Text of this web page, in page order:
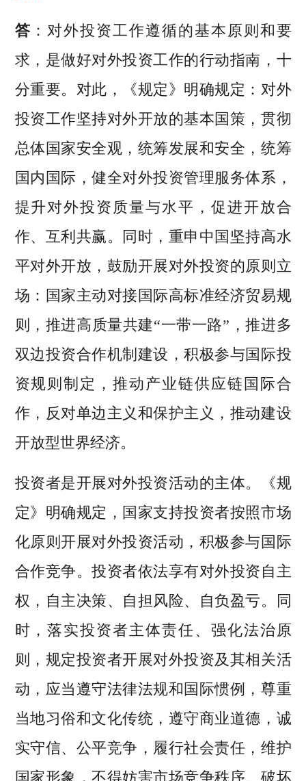
答 ：对外投资工作遵循的基本原则和要
求，是做好对外投资工作的行动指南，十
分重要。对此，《规定》明确规定：对外
投资工作坚持对外开放的基本国策，贯彻
总体国家安全观，统筹发展和安全，统筹
国内国际，健全对外投资管理服务体系，
提升对外投资质量与水平，促进开放合
作、互利共赢。同时，重申中国坚持高水
平对外开放，鼓励开展对外投资的原则立
场：国家主动对接国际高标准经济贸易规
则，推进高质量共建“一带一路”，推进多
双边投资合作机制建设，积极参与国际投
资规则制定，推动产业链供应链国际合
作，反对单边主义和保护主义，推动建设
开放型世界经济。
投资者是开展对外投资活动的主体。《规
定》明确规定，国家支持投资者按照市场
化原则开展对外投资活动，积极参与国际
合作竞争。投资者依法享有对外投资自主
权，自主决策、自担风险、自负盈亏。同
时，落实投资者主体责任、强化法治原
则，规定投资者开展对外投资及其相关活
动，应当遵守法律法规和国际惯例，尊重
当地习俗和文化传统，遵守商业道德，诚
实守信、公平竞争，履行社会责任，维护
国家形象，不得妨害市场竞争秩序、破坏